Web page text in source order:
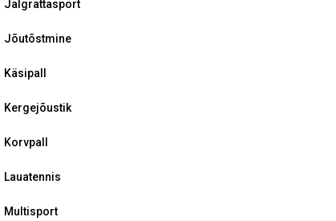
Jalgrattasport
Jõutõstmine
Käsipall
Kergejõustik
Korvpall
Lauatennis
Multisport